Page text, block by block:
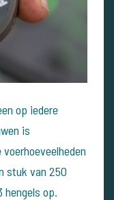
op iedere
is
stuk van 250
op.